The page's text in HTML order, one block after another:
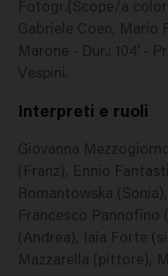
Fotogr.(Scope/a
Gabriele Coen, Mario
Marone - Dur.: 104' -
Vespini.
Interpreti e ruoli
Giovanna
(Franz), Ennio
Romantowska
Francesco Pannofino
(Andrea), Iaia Forte
Mazzarella (pittore),